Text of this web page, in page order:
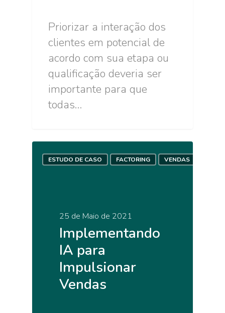
Priorizar a interação dos
clientes em potencial de
acordo com sua etapa ou
qualificação deveria ser
importante para que
todas…
ESTUDO DE CASO FACTORING VENDAS
25 de Maio de 2021
Implementando
IA para
Impulsionar
Vendas